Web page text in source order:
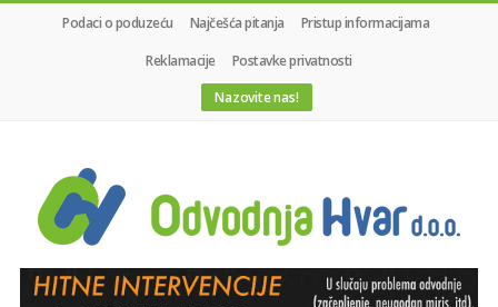
Podaci o poduzeću Najčešća pitanja
Pristup informacijama
Reklamacije
Postavke privatnosti
Nazovite nas!
Hvar